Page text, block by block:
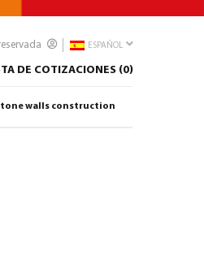
ESPAÑOL
DE COTIZACIONES (0)
walls construction